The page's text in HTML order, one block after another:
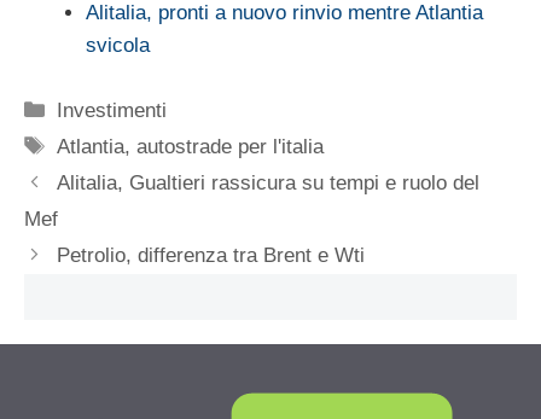
Alitalia, pronti a nuovo rinvio mentre Atlantia
svicola
Categorie
Investimenti
Tag
Atlantia,autostrade per l'italia
Alitalia, Gualtieri rassicura su tempi e ruolo del
Mef
Petrolio, differenza tra Brent e Wti